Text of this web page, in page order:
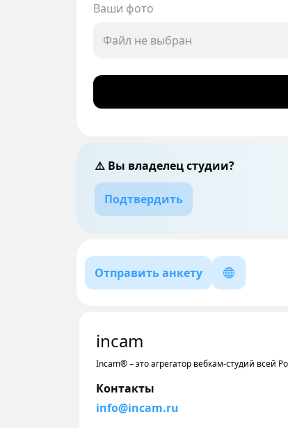
Ваши фото
Файл не выбран
⚠️ Вы владелец студии?
Подтвердить
Отправить анкету
incam
Incam® – это агрегатор вебкам-студий всей
Контакты
info@incam.ru